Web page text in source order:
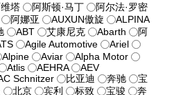
塔 阿斯顿·马丁
阿尔法·罗密
阿娜亚 AUXUN傲旋
ALPINA
ABT 艾康尼克 Abarth
阿
Agile Automotive
Ariel
Alpine Aviar
Alpha Motor
Atlis AEHRA
AEV
Schnitzer 比亚迪 奔驰
宝
北京 宾利 标致 宝骏
奔